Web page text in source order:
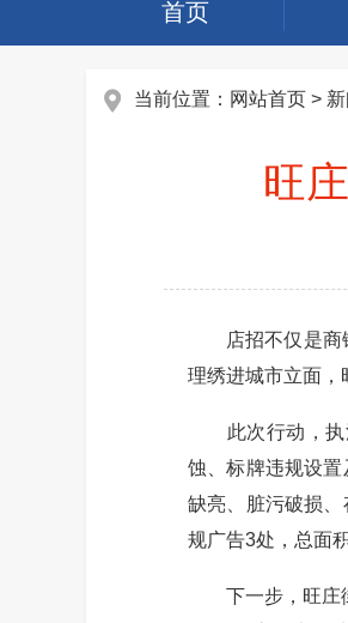
首页
当前位置： 网站首页 >
旺
店招不仅是商铺
理绣进城市立面，
此次行动，执法
蚀、标牌违规设
缺亮、脏污破损
规广告3处，总面
下一步，旺庄街